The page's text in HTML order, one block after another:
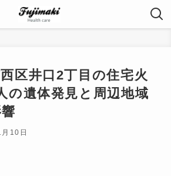
区井口2丁目の住宅火
の遺体発見と周辺地域
10日